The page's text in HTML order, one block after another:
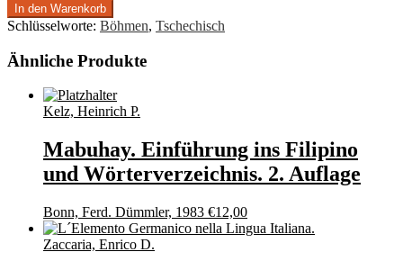
In den Warenkorb
Schlüsselworte: Böhmen, Tschechisch
Ähnliche Produkte
Kelz, Heinrich P.
Mabuhay. Einführung ins Filipino
und Wörterverzeichnis. 2. Auflage
Bonn, Ferd. Dümmler, 1983 €12,00
Zaccaria, Enrico D.